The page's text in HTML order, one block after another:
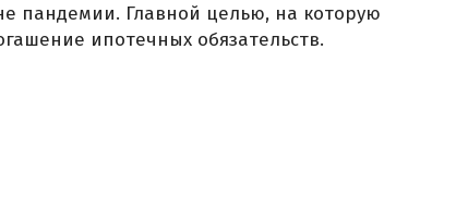
пандемии. Главной целью, на которую
ипотечных обязательств.